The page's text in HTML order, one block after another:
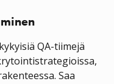
QA-tiimejä
Saa